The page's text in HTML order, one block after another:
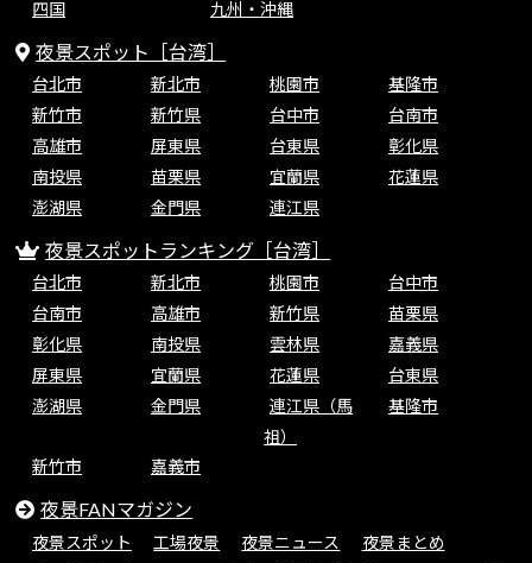
四国
九州・沖縄
夜景スポット［台湾］
台北市 新北市 桃園市
基隆市
新竹市
新竹県 台中市
台南市
高雄市
屏東県 台東県
彰化県
南投県
苗栗県 宜蘭県
花蓮県
澎湖県
金門県 連江県
夜景スポットランキング［台湾］
台北市 新北市 桃園市
台中市
台南市
高雄市 新竹県
苗栗県
彰化県
南投県 雲林県
嘉義県
屏東県
宜蘭県 花蓮県
台東県
澎湖県
金門県
連江県（馬
祖）
基隆市
新竹市 嘉義市
夜景FANマガジン
夜景スポット 工場夜景 夜景ニュース
夜景まとめ